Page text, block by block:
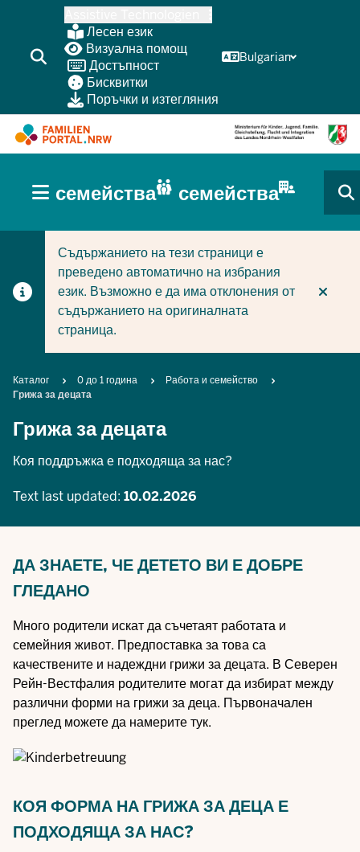
content
Лесен език
Визуална помощ
Достъпност
Бисквитки
Поръчки и изтегляния
Bulgarian
CURRENT SECTION ЗА СЕМЕЙСТВА
CURRENT SECTION ЗА ФИРМИ/ОБЩИНИ
(BÜRGERBEREICH
семейства семейства
Съдържанието на тези страници е
преведено автоматично на избрания
език. Възможно е да има отклонения от
съдържанието на оригиналната
страница.
Breadcrumb
Каталог 0 до 1 година
Работа и семейство
Грижа за децата
Грижа за децата
Коя поддръжка е подходяща за нас?
Text last updated: 10.02.2026
ДА ЗНАЕТЕ, ЧЕ ДЕТЕТО ВИ Е ДОБРЕ
ГЛЕДАНО
Много родители искат да съчетаят работата и
семейния живот. Предпоставка за това са
качествените и надеждни грижи за децата. В Северен
Рейн-Вестфалия родителите могат да избират между
различни форми на грижи за деца. Първоначален
преглед можете да намерите тук.
КОЯ ФОРМА НА ГРИЖА ЗА ДЕЦА Е
ПОДХОДЯЩА ЗА НАС?